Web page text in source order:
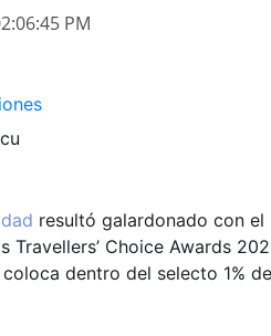
PM
resultó galardonado con el
Travellers’ Choice Awards
dentro del selecto 1%